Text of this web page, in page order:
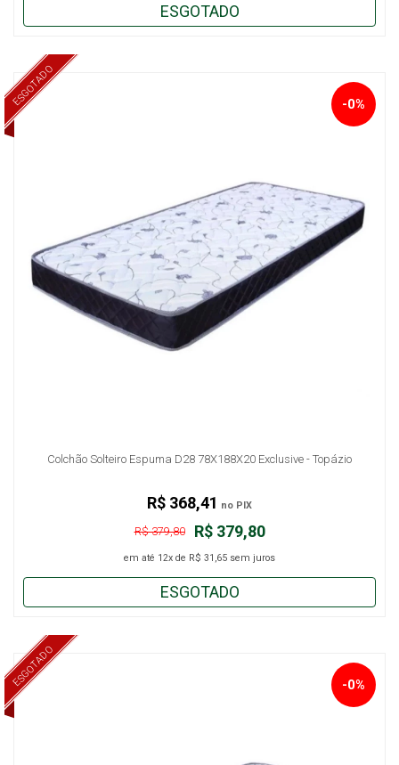
ESGOTADO
ESGOTADO
Colchão Solteiro Espuma D28 78X188X20 Exclusive - Topázio
R$ 379,80
R$ 379,80
-0%
em até 12x de R$ 31,65 sem juros
R$ 368,41 no PIX
ESGOTADO
ESGOTADO -0%